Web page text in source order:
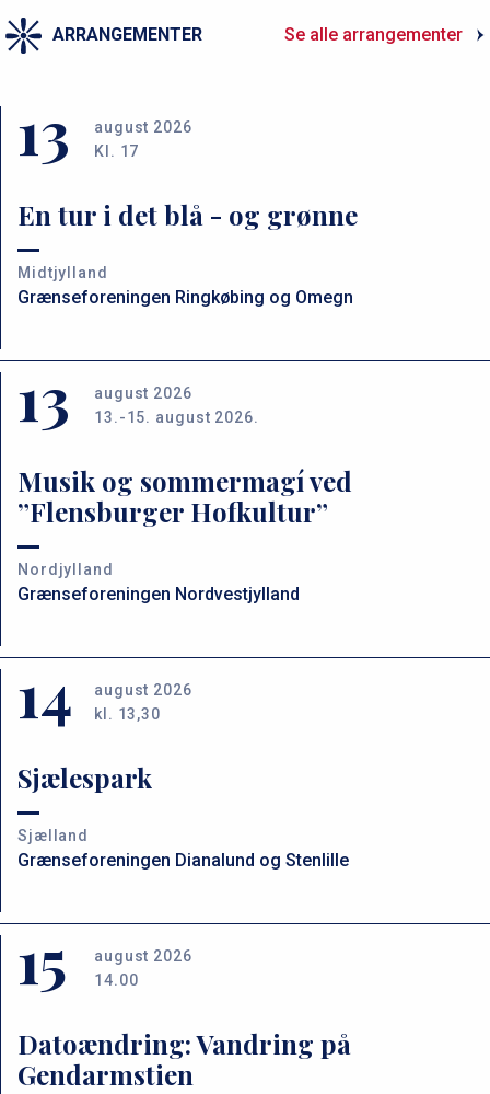
ARRANGEMENTER Se alle arrangementer
13
august 2026
Kl. 17
En tur i det blå - og grønne
Midtjylland
Grænseforeningen Ringkøbing og Omegn
13
august 2026
13.-15. august 2026.
Musik og sommermagí ved
”Flensburger Hofkultur”
Nordjylland
Grænseforeningen Nordvestjylland
14
august 2026
kl. 13,30
Sjælespark
Sjælland
Grænseforeningen Dianalund og Stenlille
15
august 2026
14.00
Datoændring: Vandring på
Gendarmstien